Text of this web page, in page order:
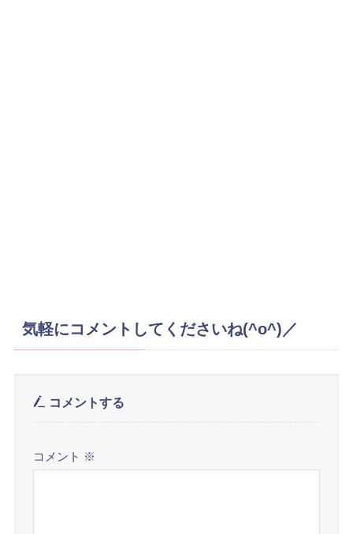
気軽にコメントしてくださいね(^o^)／
コメントする
コメント ※